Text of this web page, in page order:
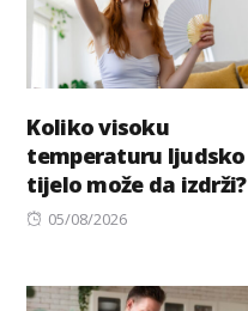
Koliko visoku
temperaturu ljudsko
tijelo može da izdrži?
Posted
05/08/2026